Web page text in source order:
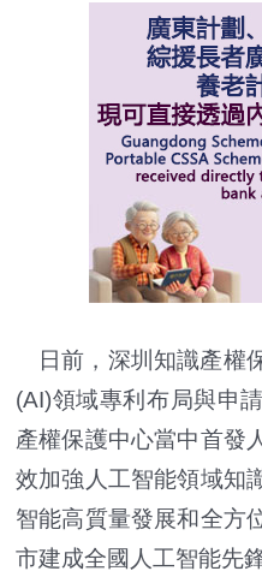
日前，深圳知識產權
(AI)領域專利布局與申
產權保護中心當中首發
效加強人工智能領域知
智能高質量發展和全方
市建成全國人工智能先